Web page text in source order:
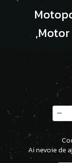
Ai nevoie de